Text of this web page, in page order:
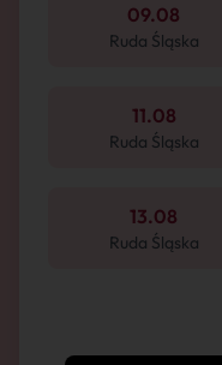
09.08
Ruda Śląska
11.08
Ruda Śląska
13.08
Ruda Śląska